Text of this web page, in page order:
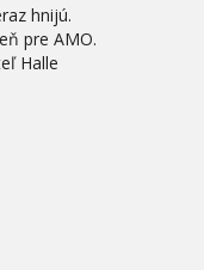
hnijú.
pre AMO.
Halle